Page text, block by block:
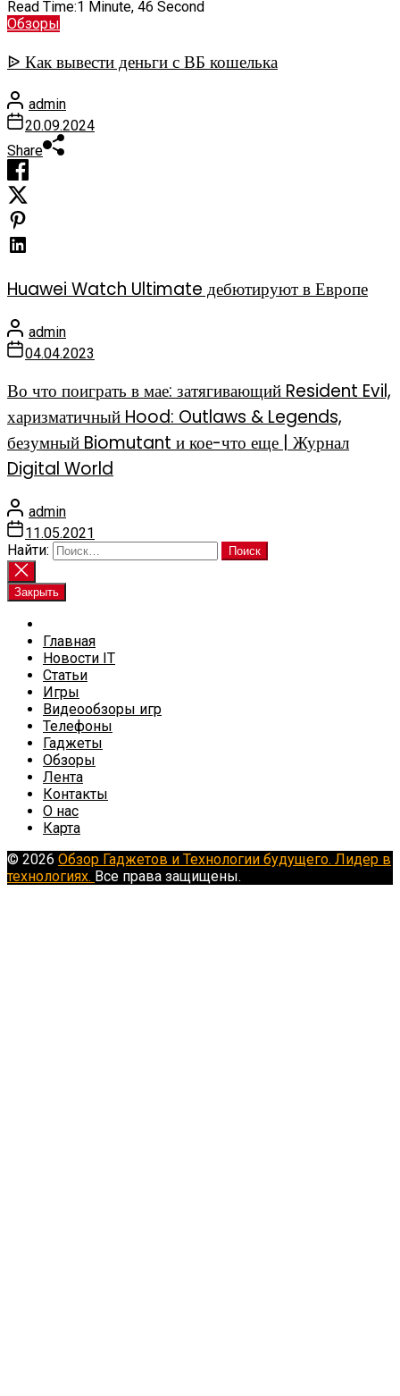
Read Time:1 Minute, 46 Second
Обзоры
ᐉ Как вывести деньги с ВБ кошелька
admin
20.09.2024
Share
Huawei Watch Ultimate дебютируют в Европе
admin
04.04.2023
Во что поиграть в мае: затягивающий Resident Evil,
харизматичный Hood: Outlaws & Legends,
безумный Biomutant и кое-что еще | Журнал
Digital World
admin
11.05.2021
Найти:
Закрыть
Главная
Новости IT
Статьи
Игры
Видеообзоры игр
Телефоны
Гаджеты
Обзоры
Лента
Контакты
О нас
Карта
© 2026 Обзор Гаджетов и Технологии будущего. Лидер в
технологиях. Все права защищены.